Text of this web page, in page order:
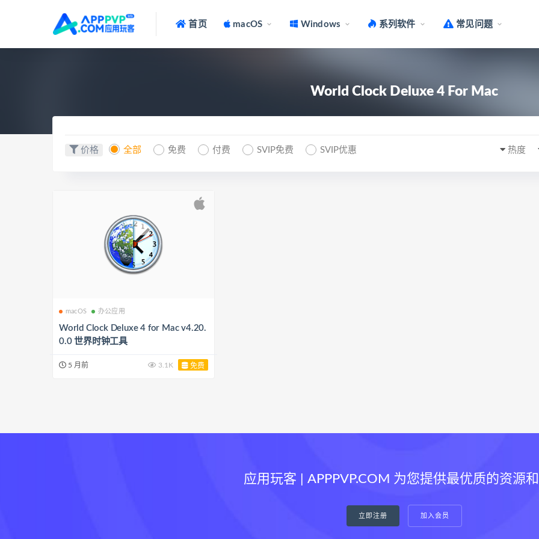
首页 macOS Windows 系列软件 常见问题
World Clock Deluxe 4 For Mac
价格 全部 免费 付费 SVIP免费 SVIP优惠 热度
macOS 办公应用
World Clock Deluxe 4 for Mac v4.20.
0.0 世界时钟工具
5 月前 3.1K 免费
应用玩客 | APPPVP.COM 为您提供最优质的资源
立即注册 加入会员